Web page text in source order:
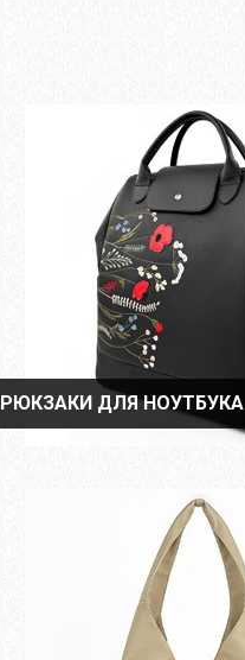
РЮКЗАКИ ДЛЯ НОУТБУКА
РЮКЗАКИ ДЛЯ НОУТБУКА